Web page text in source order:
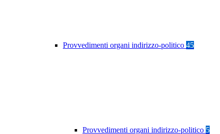
Provvedimenti organi indirizzo-politico 45
Provvedimenti organi indirizzo-politico 5